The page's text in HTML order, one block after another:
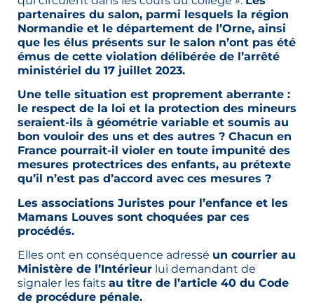
partenaires du salon, parmi lesquels la région
Normandie et le département de l’Orne, ainsi
que les élus présents sur le salon n’ont pas été
émus de cette violation délibérée de l’arrêté
ministériel du 17 juillet 2023.
Une telle situation est proprement aberrante :
le respect de la loi et la protection des mineurs
seraient-ils à géométrie variable et soumis au
bon vouloir des uns et des autres ? Chacun en
France pourrait-il violer en toute impunité des
mesures protectrices des enfants, au prétexte
qu’il n’est pas d’accord avec ces mesures ?
Les associations Juristes pour l’enfance et les
Mamans Louves sont choquées par ces
procédés.
Elles ont en conséquence adressé un courrier au
Ministère de l’Intérieur lui demandant de
signaler les faits au titre de l’article 40 du Code
de procédure pénale.